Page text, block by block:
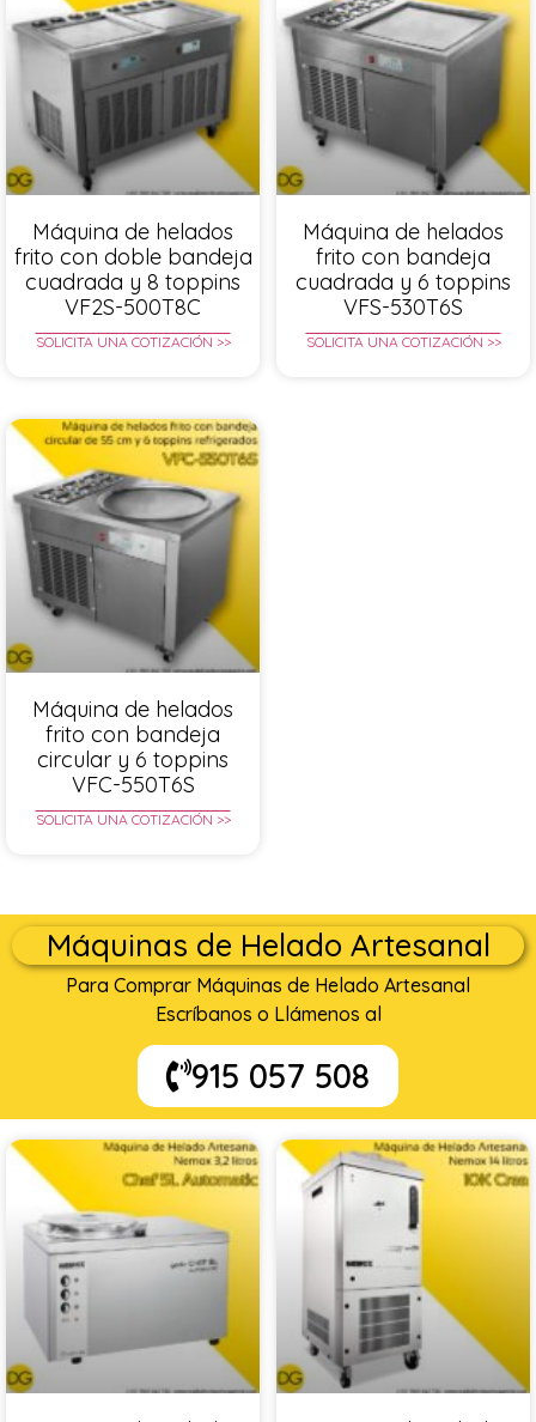
Máquina de helados
frito con doble bandeja
cuadrada y 8 toppins
VF2S-500T8C
SOLICITA UNA COTIZACIÓN >>
Máquina de helados
frito con bandeja
cuadrada y 6 toppins
VFS-530T6S
SOLICITA UNA COTIZACIÓN >>
Máquina de helados
frito con bandeja
circular y 6 toppins
VFC-550T6S
SOLICITA UNA COTIZACIÓN >>
Máquinas de Helado Artesanal
Para Comprar Máquinas de Helado Artesanal
Escríbanos o Llámenos al
915 057 508